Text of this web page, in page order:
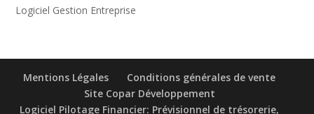
Logiciel Gestion Entreprise
Mentions Légales
Conditions générales de vente
Site Copar Développement
Logiciel Pilotage Financier: Prévisionnel de trésorerie,